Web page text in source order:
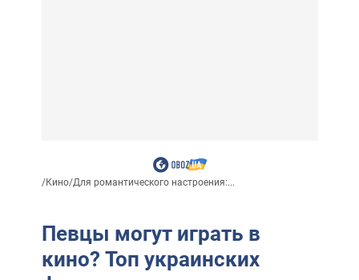
/Кино/Для романтического настроения:...
Певцы могут играть в
кино? Топ украинских